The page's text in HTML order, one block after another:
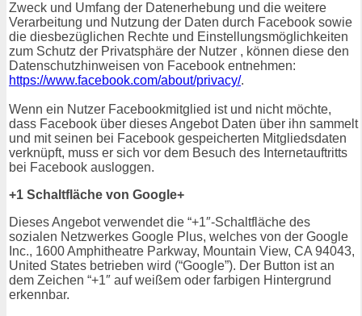
Zweck und Umfang der Datenerhebung und die weitere
Verarbeitung und Nutzung der Daten durch Facebook sowie
die diesbezüglichen Rechte und Einstellungsmöglichkeiten
zum Schutz der Privatsphäre der Nutzer , können diese den
Datenschutzhinweisen von Facebook entnehmen:
https://www.facebook.com/about/privacy/.
Wenn ein Nutzer Facebookmitglied ist und nicht möchte,
dass Facebook über dieses Angebot Daten über ihn sammelt
und mit seinen bei Facebook gespeicherten Mitgliedsdaten
verknüpft, muss er sich vor dem Besuch des Internetauftritts
bei Facebook ausloggen.
+1 Schaltfläche von Google+
Dieses Angebot verwendet die “+1″-Schaltfläche des
sozialen Netzwerkes Google Plus, welches von der Google
Inc., 1600 Amphitheatre Parkway, Mountain View, CA 94043,
United States betrieben wird (“Google”). Der Button ist an
dem Zeichen “+1″ auf weißem oder farbigen Hintergrund
erkennbar.